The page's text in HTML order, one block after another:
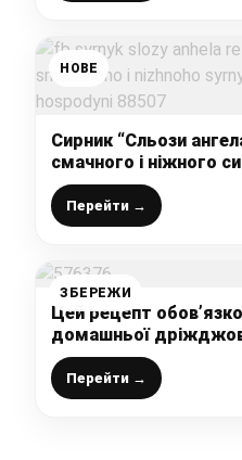
НОВЕ
Сирник “Сльози
смачного і ніжного
української господині
Перейти →
ЗБЕРЕЖИ
Цей рецепт
домашньої
досить легко та
Перейти →